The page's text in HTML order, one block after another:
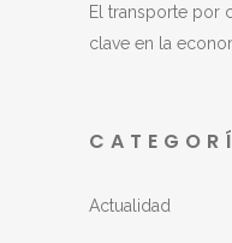
El transporte por
clave en la
Actualidad